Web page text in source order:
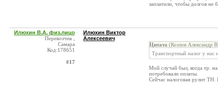
заплатили, чтобы долгов не
Илюхин В.А. физ.лицо
Перевозчик ,
Самара
Код:178651
#17
Илюхин Виктор
Алексеевич
Цитата (Козлов Александр
Транспортный налог у нас
Мой случай был, когда тр.
потребовали оплаты.
Сейчас налоговая рулит